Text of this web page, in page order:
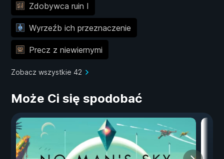
Zdobywca ruin I
Wyrzeźb ich przeznaczenie
Precz z niewiernymi
Zobacz wszystkie 42
Może Ci się spodobać